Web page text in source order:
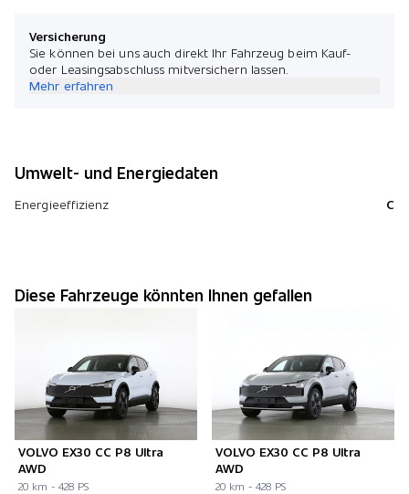
Versicherung
Sie können bei uns auch direkt Ihr Fahrzeug beim Kauf-
oder Leasingsabschluss mitversichern lassen.
Mehr erfahren
Umwelt- und Energiedaten
Energieeffizienz C
Diese Fahrzeuge könnten Ihnen gefallen
VOLVO EX30 CC P8 Ultra
AWD
20 km - 428 PS
VOLVO EX30 CC P8 Ultra
AWD
20 km - 428 PS